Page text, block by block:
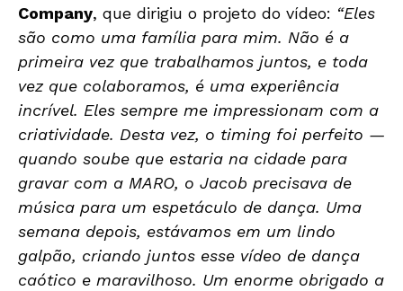
Company, que dirigiu o projeto do vídeo: “Eles
são como uma família para mim. Não é a
primeira vez que trabalhamos juntos, e toda
vez que colaboramos, é uma experiência
incrível. Eles sempre me impressionam com a
criatividade. Desta vez, o timing foi perfeito —
quando soube que estaria na cidade para
gravar com a MARO, o Jacob precisava de
música para um espetáculo de dança. Uma
semana depois, estávamos em um lindo
galpão, criando juntos esse vídeo de dança
caótico e maravilhoso. Um enorme obrigado a